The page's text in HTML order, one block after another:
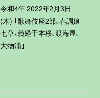
令和4年 2022年2月3日
(木) ｢歌舞伎座2部､春調娘
七草｡義経千本桜､渡海屋､
大物浦｣